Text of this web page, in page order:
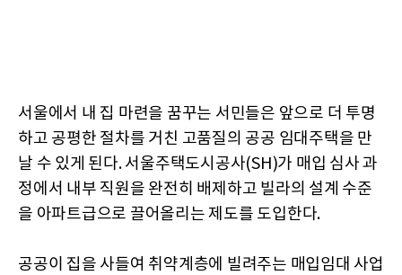
서울에서 내 집 마련을 꿈꾸는 서민들은 앞으로 더 투명
하고 공평한 절차를 거친 고품질의 공공 임대주택을 만
날 수 있게 된다. 서울주택도시공사(SH)가 매입 심사 과
정에서 내부 직원을 완전히 배제하고 빌라의 설계 수준
을 아파트급으로 끌어올리는 제도를 도입한다.
공공이 집을 사들여 취약계층에 빌려주는 매입임대 사업